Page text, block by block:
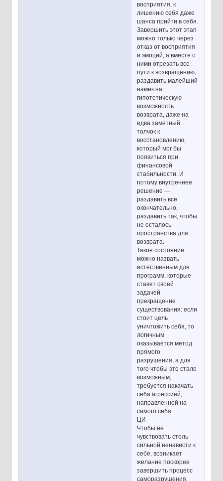
восприятия, к
лишению себя даже
шанса прийти в себя.
Завершить этот этап
можно только через
отказ от восприятия
и эмоций, а вместе с
ними отрезать все
пути к возвращению,
раздавить малейший
намек на
гипотетическую
возможность
возврата, даже на
едва заметный
толчок к
восстановлению,
который мог бы
появиться при
финансовой
стабильности. И
потому внутреннее
решение —
раздавить все
окончательно,
раздавить так, чтобы
не осталось
пространства для
возврата.
Такое состояние
можно назвать
естественным для
программ, которые
ставят своей
задачей
прекращение
существования: если
стоит цель
уничтожить себя, то
логичным
оказывается метод
прямого
разрушения, а для
того чтобы это стало
возможным,
требуется накачать
себя агрессией,
направленной на
самого себя.
ЦИ
Чтобы не
чувствовать столь
сильной ненависти к
себе, возникает
желание поскорее
завершить процесс
саморазрушения,